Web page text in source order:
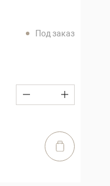
Под заказ